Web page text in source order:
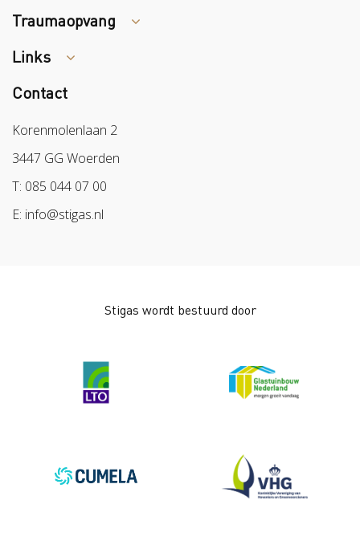
Traumaopvang
Tips arbocatalogus?
Links
Colland
Sazas
BPL
Arbeidsmarkt
Contact
Korenmolenlaan 2
3447 GG Woerden
T: 085 044 07 00
E: info@stigas.nl
Stigas wordt bestuurd door